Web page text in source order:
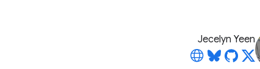
Jecelyn Yeen